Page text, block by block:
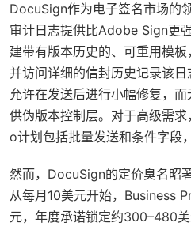
DocuSign作为电子签名市场的
审计日志提供比Adobe Sign更
建带有版本历史的、可重用模板
并访问详细的信封历史记录该
允许在发送后进行小幅修复，
供伪版本控制层。对于高级需
o计划包括批量发送和条件字段
然而，DocuSign的定价臭名昭
从每月10美元开始，Business
元，年度承诺锁定约300–480